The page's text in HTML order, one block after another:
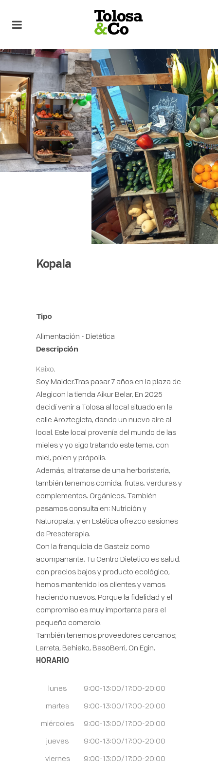
Kopala
Tipo
Alimentación - Dietética
Descripción
Kaixo,
Soy Maider.Tras pasar 7 años en la plaza de
Alegicon la tienda Aikur Belar, En 2025
decidí venir a Tolosa al local situado en la
calle Aroztegieta, dando un nuevo aire al
local. Este local provenía del mundo de las
mieles y yo sigo tratando este tema, con
miel, polen y própolis.
Además, al tratarse de una herboristería,
también tenemos comida, frutas, verduras y
complementos. Orgánicos. También
pasamos consulta en: Nutrición y
Naturopata, y en Estética ofrezco sesiones
de Presoterapia.
Con la franquicia de Gasteiz como
acompañante, Tu Centro Dietetico es salud,
con precios bajos y producto ecológico,
hemos mantenido los clientes y vamos
haciendo nuevos. Porque la fidelidad y el
compromiso es muy importante para el
pequeño comercio.
También tenemos proveedores cercanos;
Larreta, Behieko, BasoBerri, On Egin.
HORARIO
lunes
9:00-13:00/17:00-20:00
martes
9:00-13:00/17:00-20:00
miércoles
9:00-13:00/17:00-20:00
jueves
9:00-13:00/17:00-20:00
viernes
9:00-13:00/17:00-20:00